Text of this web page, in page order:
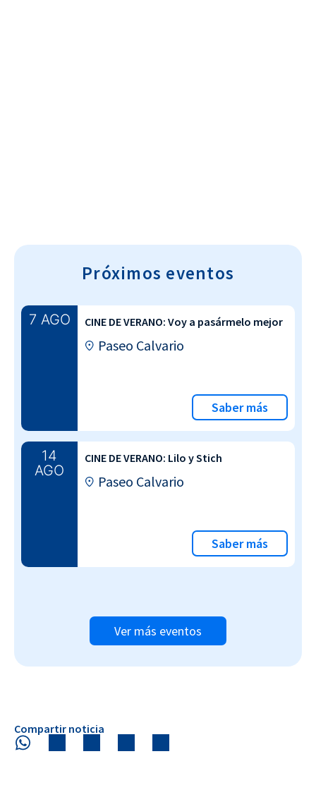
Próximos eventos
7 AGO CINE DE VERANO: Voy a pasármelo mejor
Paseo Calvario
Saber más
14
AGO
CINE DE VERANO: Lilo y Stich
Paseo Calvario
Saber más
Ver más eventos
Compartir noticia